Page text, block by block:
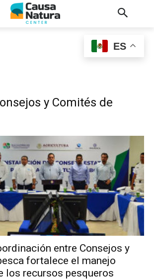
y Comités de
entre Consejos y
fortalece el manejo
los recursos pesqueros
ES